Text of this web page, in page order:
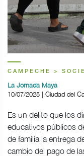
CAMPECHE >
La Jornada Maya
10/07/2025 | Ciudad del
Es un delito que los
educativos públicos
de familia la entrega
cambio del pago de